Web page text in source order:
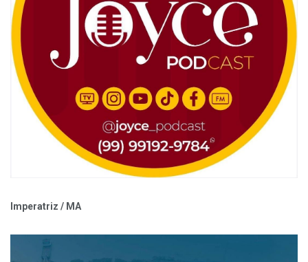
Imperatriz / MA